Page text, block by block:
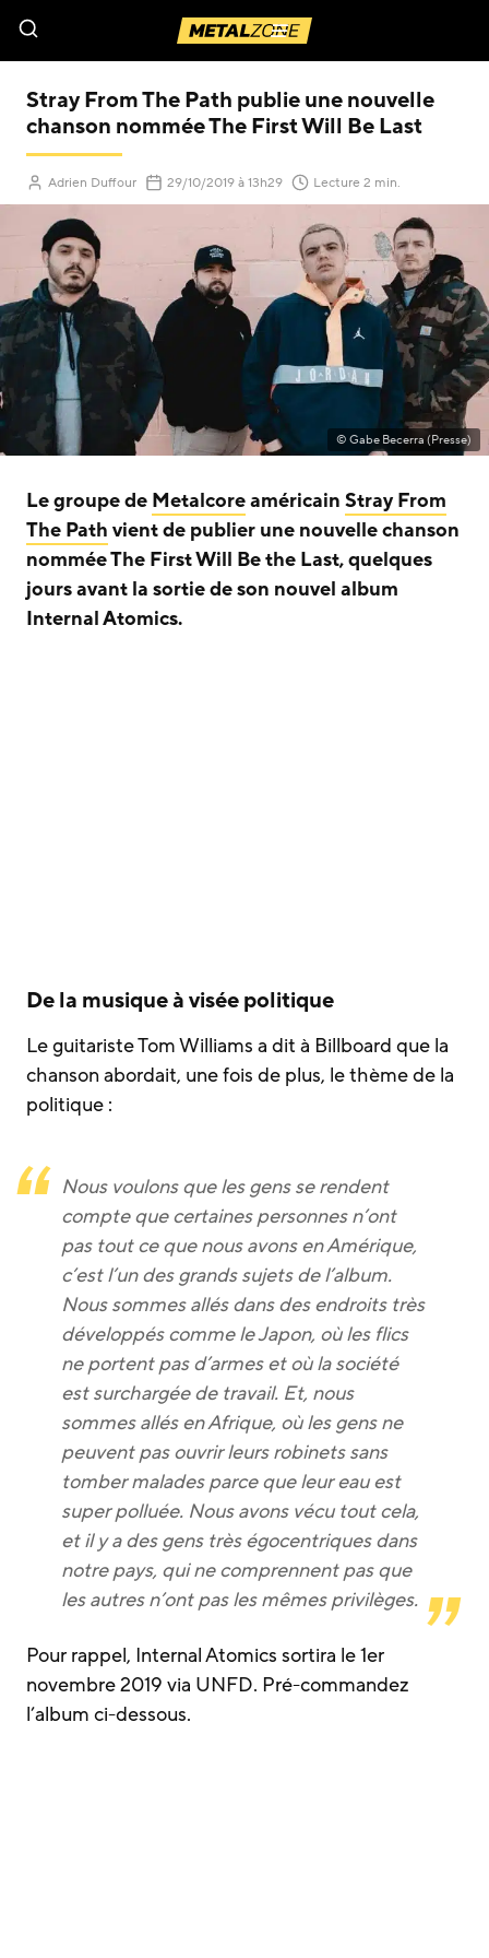
Menu
Stray From The Path publie une nouvelle
chanson nommée The First Will Be Last
Adrien Duffour 29/10/2019(Mis à jour le)
à 13h29 Lecture 2 min.
© Gabe Becerra (Presse)
Le groupe de Metalcoreaméricain Stray From
The Path vient de publier une nouvelle chanson
nommée The First Will Be the Last, quelques
jours avant la sortie de son nouvel album
Internal Atomics.
De la musique à visée politique
Le guitariste Tom Williams a dit à Billboard que la
chanson abordait, une fois de plus, le thème de la
politique :
Nous voulons que les gens se rendent
compte que certaines personnes n’ont
pas tout ce que nous avons en Amérique,
c’est l’un des grands sujets de l’album.
Nous sommes allés dans des endroits très
développés comme le Japon, où les flics
ne portent pas d’armes et où la société
est surchargée de travail. Et, nous
sommes allés en Afrique, où les gens ne
peuvent pas ouvrir leurs robinets sans
tomber malades parce que leur eau est
super polluée. Nous avons vécu tout cela,
et il y a des gens très égocentriques dans
notre pays, qui ne comprennent pas que
les autres n’ont pas les mêmes privilèges.
Pour rappel, Internal Atomics sortira le 1er
novembre 2019 via UNFD. Pré-commandez
l’album ci-dessous.